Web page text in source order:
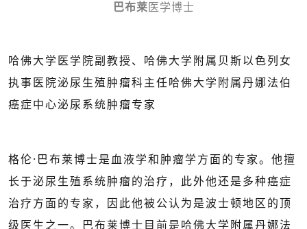
巴布莱 医学博士
哈佛大学医学院副教授、哈佛大学附属贝斯以色列女
执事医院泌尿生殖肿瘤科主任哈佛大学附属丹娜法伯
癌症中心泌尿系统肿瘤专家
格伦·巴布莱博士是血液学和肿瘤学方面的专家。他擅
长于泌尿生殖系统肿瘤的治疗，此外他还是多种癌症
治疗方面的专家，因此他被公认为是波士顿地区的顶
级医生之一。巴布莱博士目前是哈佛大学附属丹娜法